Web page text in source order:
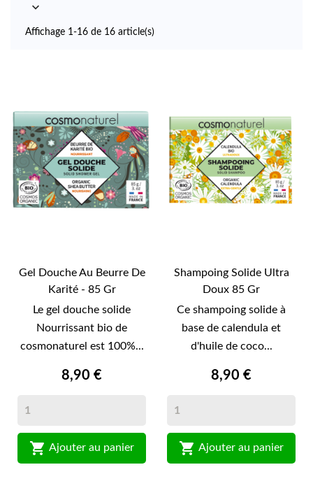

Affichage 1-16 de 16 article(s)
Gel Douche Au Beurre De
Karité - 85 Gr
Le gel douche solide
Nourrissant bio de
cosmonaturel est 100%...
8,90 €
 Ajouter au panier
Shampoing Solide Ultra
Doux 85 Gr
Ce shampoing solide à
base de calendula et
d'huile de coco...
8,90 €
 Ajouter au panier